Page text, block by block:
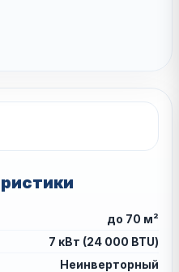
до 70 м²
7 кВт (24 000 BTU)
Неинверторный